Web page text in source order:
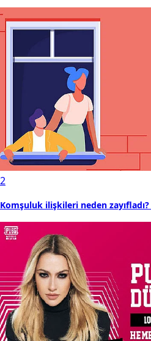
2
Komşuluk ilişkileri neden